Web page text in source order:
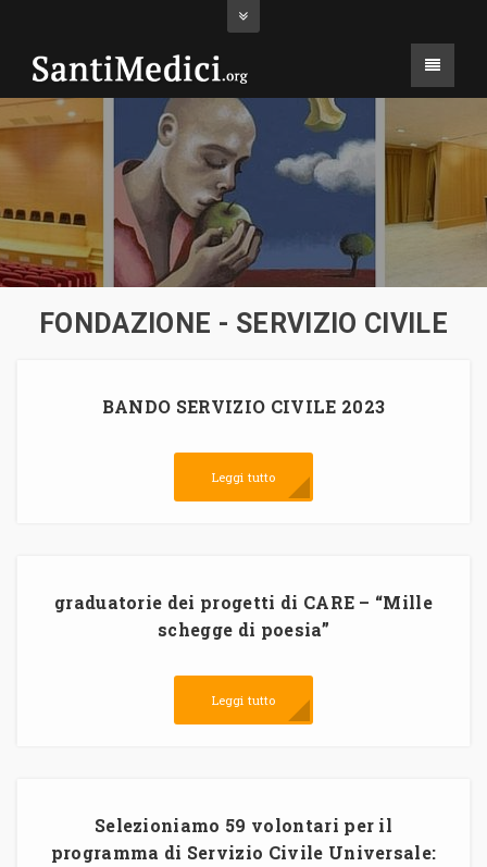
FONDAZIONE - SERVIZIO CIVILE
BANDO SERVIZIO CIVILE 2023
Leggi tutto
graduatorie dei progetti di CARE – “Mille
schegge di poesia”
Leggi tutto
Selezioniamo 59 volontari per il
programma di Servizio Civile Universale: